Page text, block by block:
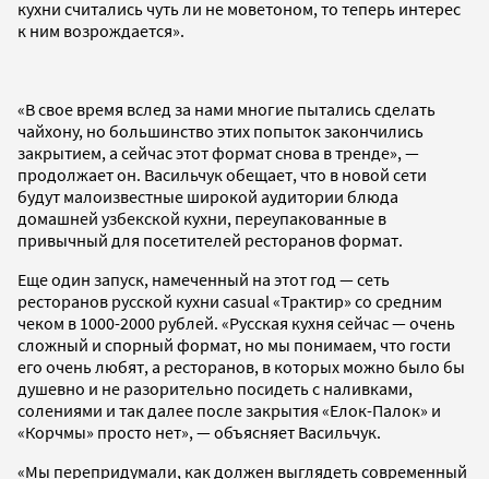
кухни считались чуть ли не моветоном, то теперь интерес
к ним возрождается».
«В свое время вслед за нами многие пытались сделать
чайхону, но большинство этих попыток закончились
закрытием, а сейчас этот формат снова в тренде», —
продолжает он. Васильчук обещает, что в новой сети
будут малоизвестные широкой аудитории блюда
домашней узбекской кухни, переупакованные в
привычный для посетителей ресторанов формат.
Еще один запуск, намеченный на этот год — сеть
ресторанов русской кухни casual «Трактир» со средним
чеком в 1000-2000 рублей. «Русская кухня сейчас — очень
сложный и спорный формат, но мы понимаем, что гости
его очень любят, а ресторанов, в которых можно было бы
душевно и не разорительно посидеть с наливками,
солениями и так далее после закрытия «Елок-Палок» и
«Корчмы» просто нет», — объясняет Васильчук.
«Мы перепридумали, как должен выглядеть современный